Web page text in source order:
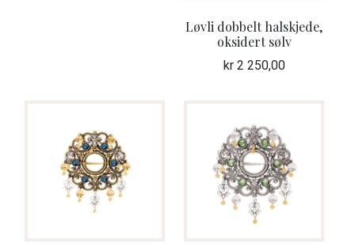
Løvli dobbelt halskjede,
oksidert sølv
kr2 250,00